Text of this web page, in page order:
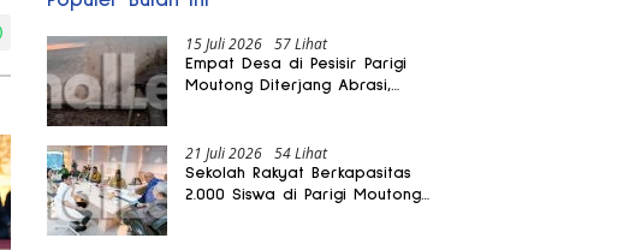
15 Juli 2026 57 Lihat
Empat Desa di Pesisir Parigi
Moutong Diterjang Abrasi,
21 Juli 2026 54 Lihat
Sekolah Rakyat Berkapasitas
2.000 Siswa di Parigi Moutong